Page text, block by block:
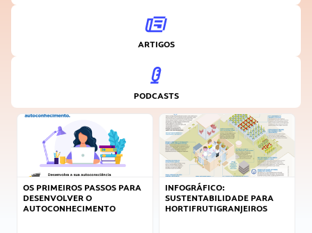
ARTIGOS
PODCASTS
OS PRIMEIROS PASSOS PARA
DESENVOLVER O
AUTOCONHECIMENTO
INFOGRÁFICO:
SUSTENTABILIDADE PARA
HORTIFRUTIGRANJEIROS